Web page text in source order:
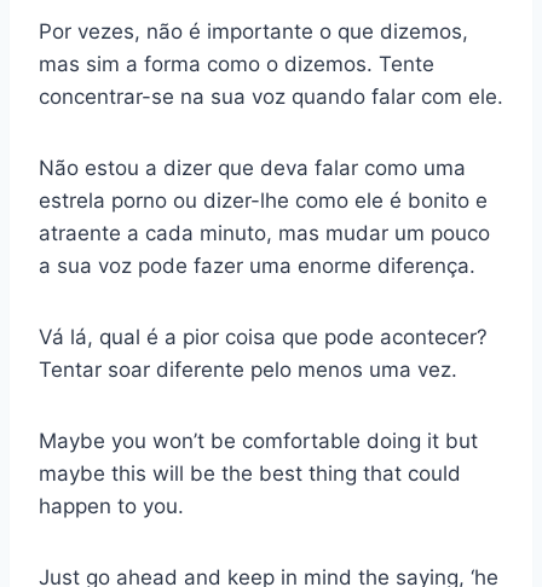
Por vezes, não é importante o que dizemos,
mas sim a forma como o dizemos. Tente
concentrar-se na sua voz quando falar com ele.
Não estou a dizer que deva falar como uma
estrela porno ou dizer-lhe como ele é bonito e
atraente a cada minuto, mas mudar um pouco
a sua voz pode fazer uma enorme diferença.
Vá lá, qual é a pior coisa que pode acontecer?
Tentar soar diferente pelo menos uma vez.
Maybe you won’t be comfortable doing it but
maybe this will be the best thing that could
happen to you.
Just go ahead and keep in mind the saying, ‘he